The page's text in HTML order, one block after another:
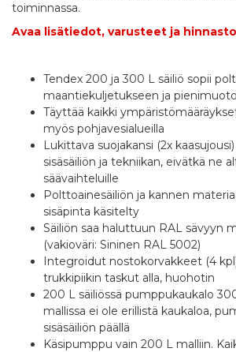
toiminnassa.
Avaa lisätiedot, varusteet ja
Tendex 200 ja 300 L säiliö sopii
maantiekuljetukseen ja
Täyttää kaikki
myös pohjavesialueilla
Lukittava suojakansi (2x
sisäsäiliön ja tekniikan, eivätkä ne
säävaihteluille
Polttoainesäiliön ja kannen
sisäpinta käsitelty
Säiliön saa haluttuun RAL sävyyn
(vakioväri: Sininen RAL 5002)
Integroidut nostokorvakkeet (4
trukkipiikin taskut alla, huohotin
200 L säiliössä pumppukaukalo
mallissa ei ole erillistä kaukaloa,
sisäsäiliön päällä
Käsipumppu vain 200 L malliin.